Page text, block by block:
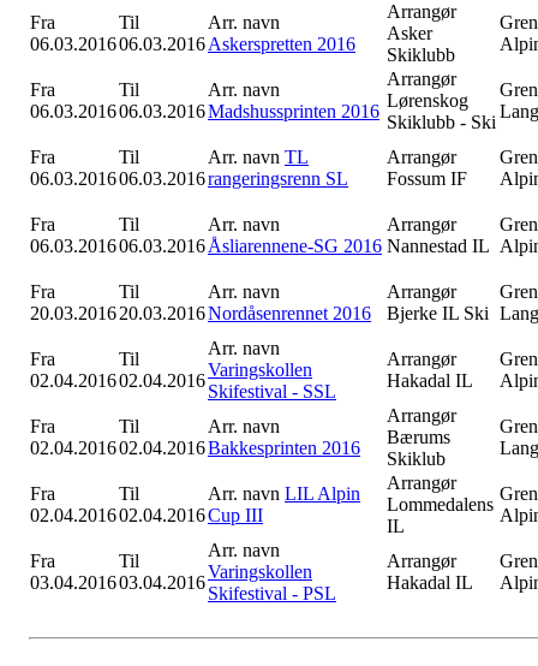
Fra
06.03.2016
Til
06.03.2016
Arr. navn
Askerspretten 2016
Arrangør
Asker
Skiklubb
Gren
Fra
06.03.2016
Til
06.03.2016
Arr. navn
Madshussprinten 2016
Arrangør
Lørenskog
Skiklubb - Ski
Gren
Fra
06.03.2016
Til
06.03.2016
Arr. navn TL
rangeringsrenn SL
Arrangør
Fossum IF
Gren
Fra
06.03.2016
Til
06.03.2016
Arr. navn
Åsliarennene-SG 2016
Arrangør
Nannestad IL
Gren
Fra
20.03.2016
Til
20.03.2016
Arr. navn
Nordåsenrennet 2016
Arrangør
Bjerke IL Ski
Gren
Fra
02.04.2016
Til
02.04.2016
Arr. navn
Varingskollen
Skifestival - SSL
Arrangør
Hakadal IL
Gren
Fra
02.04.2016
Til
02.04.2016
Arr. navn
Bakkesprinten 2016
Arrangør
Bærums
Skiklub
Gren
Fra
02.04.2016
Til
02.04.2016
Arr. navn LIL Alpin
Cup III
Arrangør
Lommedalens
IL
Gren
Fra
03.04.2016
Til
03.04.2016
Arr. navn
Varingskollen
Skifestival - PSL
Arrangør
Hakadal IL
Gren